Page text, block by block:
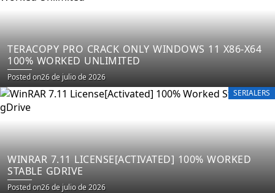
TERACOPY PRO CRACK ONLY WINDOWS 11 X86-X64
100% WORKED UNLIMITED
Posted on26 de julio de 2026
SERIALERS
WINRAR 7.11 LICENSE[ACTIVATED] 100% WORKED
STABLE GDRIVE
Posted on26 de julio de 2026